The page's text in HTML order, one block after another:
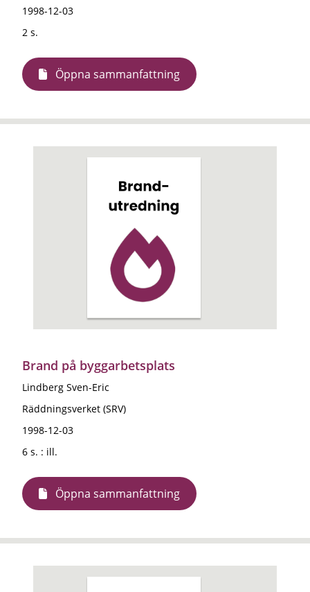
1998-12-03
2 s.
Öppna sammanfattning
Brand på byggarbetsplats
Lindberg Sven-Eric
Räddningsverket (SRV)
1998-12-03
6 s. : ill.
Öppna sammanfattning